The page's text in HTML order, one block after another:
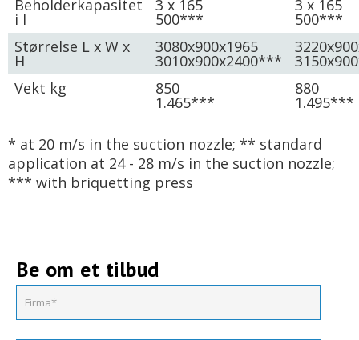
Beholderkapasitet
i l
3 x 165
500***
3 x 165
500***
Størrelse L x W x
H
3080x900x1965
3010x900x2400***
Vekt kg
850
1.465***
880
1.495***
* at 20 m/s in the suction nozzle; ** standard
application at 24 - 28 m/s in the suction nozzle;
*** with briquetting press
Be om et tilbud